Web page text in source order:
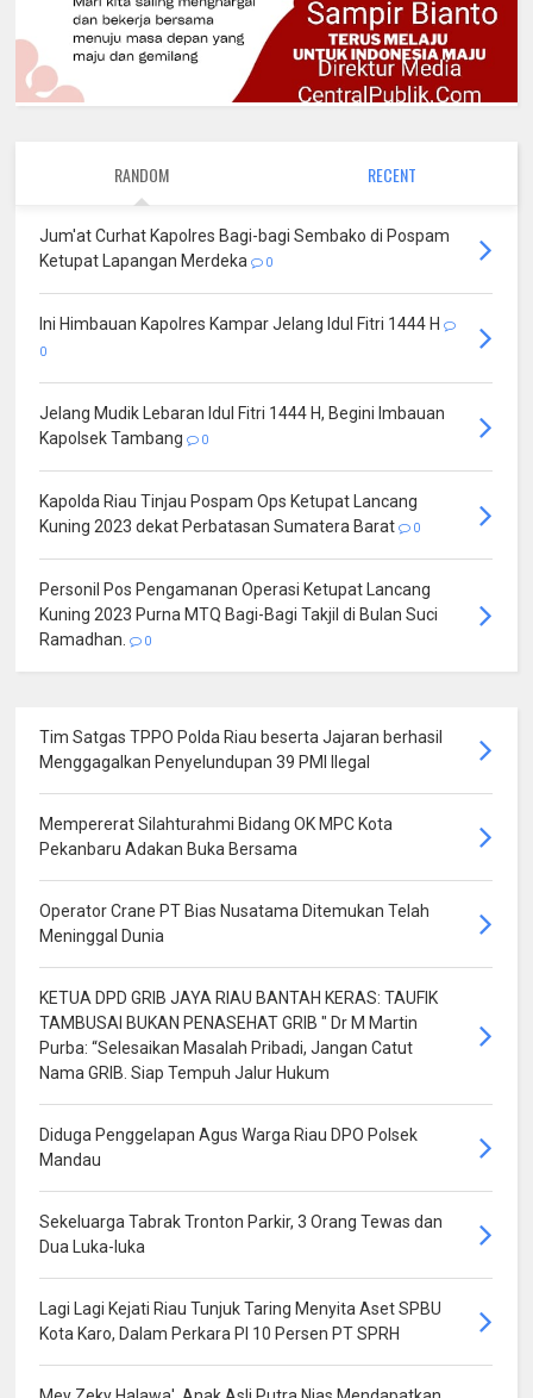
RANDOM RECENT
Jum'at Curhat Kapolres Bagi-bagi Sembako di Pospam
Ketupat Lapangan Merdeka
0
Ini Himbauan Kapolres Kampar Jelang Idul Fitri 1444 H
0
Jelang Mudik Lebaran Idul Fitri 1444 H, Begini Imbauan
Kapolsek Tambang
0
Kapolda Riau Tinjau Pospam Ops Ketupat Lancang
Kuning 2023 dekat Perbatasan Sumatera Barat
0
Personil Pos Pengamanan Operasi Ketupat Lancang
Kuning 2023 Purna MTQ Bagi-Bagi Takjil di Bulan Suci
Ramadhan.
0
Tim Satgas TPPO Polda Riau beserta Jajaran berhasil
Menggagalkan Penyelundupan 39 PMI Ilegal
Mempererat Silahturahmi Bidang OK MPC Kota
Pekanbaru Adakan Buka Bersama
Operator Crane PT Bias Nusatama Ditemukan Telah
Meninggal Dunia
KETUA DPD GRIB JAYA RIAU BANTAH KERAS: TAUFIK
TAMBUSAI BUKAN PENASEHAT GRIB " Dr M Martin
Purba: “Selesaikan Masalah Pribadi, Jangan Catut
Nama GRIB. Siap Tempuh Jalur Hukum
Diduga Penggelapan Agus Warga Riau DPO Polsek
Mandau
Sekeluarga Tabrak Tronton Parkir, 3 Orang Tewas dan
Dua Luka-luka
Lagi Lagi Kejati Riau Tunjuk Taring Menyita Aset SPBU
Kota Karo, Dalam Perkara PI 10 Persen PT SPRH